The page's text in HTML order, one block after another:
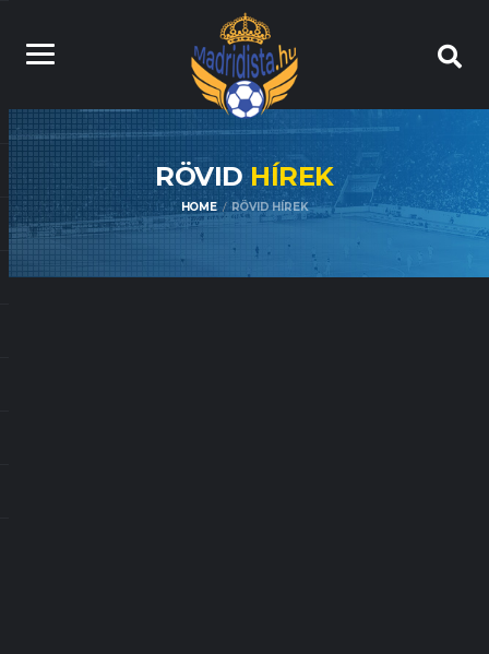
RÖVIDHÍREK
HOME RÖVID HÍREK